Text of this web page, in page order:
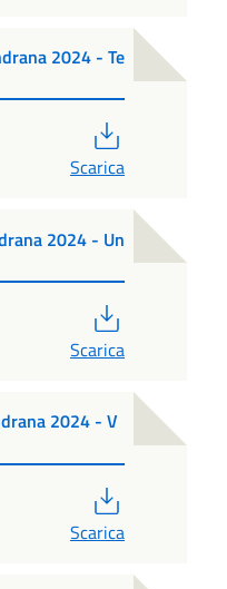
2024 - Te
Scarica
2024 - Un
Scarica
2024 - V
Scarica